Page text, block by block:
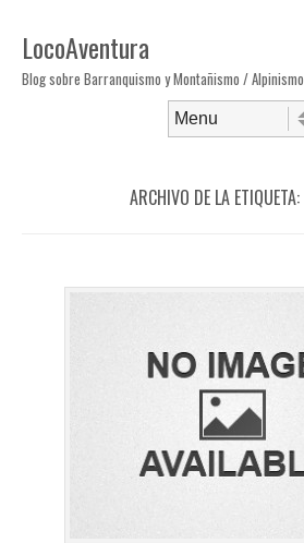
LocoAventura
Blog sobre Barranquismo y Montañismo / Alpinismo
ARCHIVO DE LA ETIQUETA: